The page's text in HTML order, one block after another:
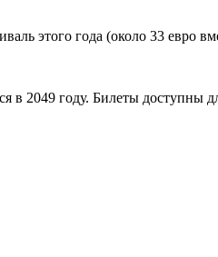
этого года (около 33 евро
в 2049 году. Билеты доступны